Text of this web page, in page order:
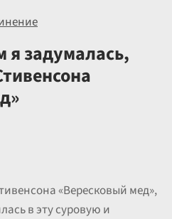
я задумалась,
«Вересковый мед»,
в эту суровую и